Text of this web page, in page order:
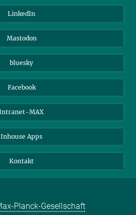
LinkedIn
Mastodon
bluesky
Facebook
MAX
Inhouse Apps
Kontakt
Planck-Gesellschaft